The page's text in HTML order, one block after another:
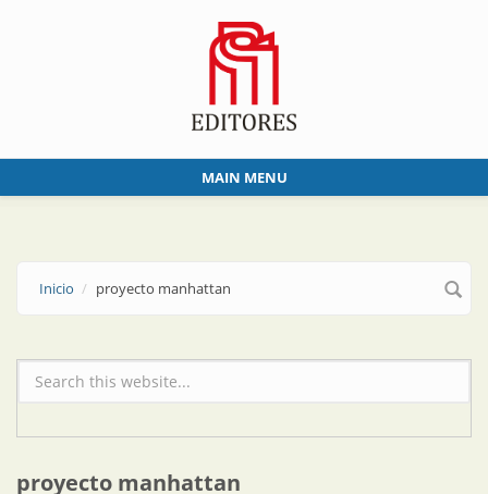
MAIN MENU
Inicio proyecto manhattan
Formulario de búsqueda
proyecto manhattan